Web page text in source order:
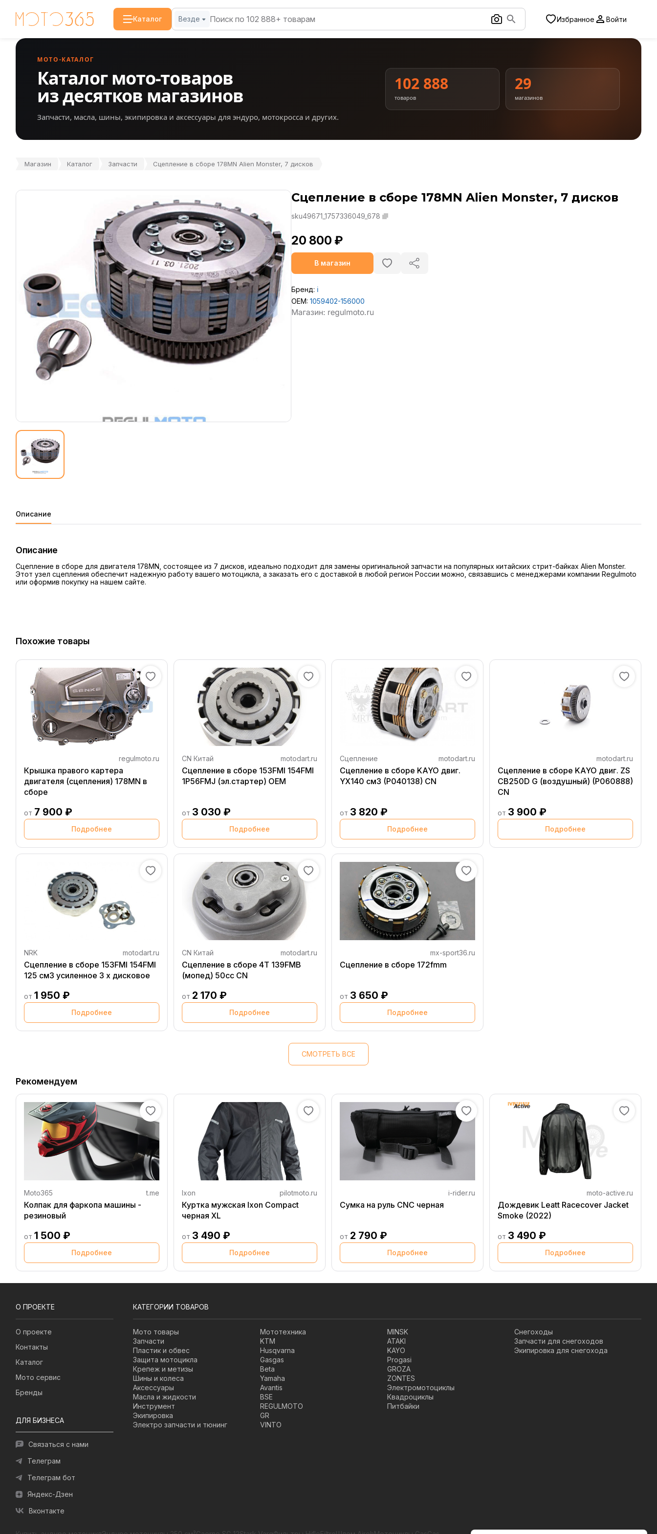
Каталог Везде Избранное Войти
МОТО-КАТАЛОГ
Каталог мото-товаров
из десятков магазинов
Запчасти, масла, шины, экипировка и аксессуары для эндуро, мотокросса и других.
102 888
товаров
29
магазинов
Магазин Каталог Запчасти Сцепление в сборе 178MN Alien Monster, 7 дисков
Сцепление в сборе 178MN Alien Monster, 7 дисков
sku49671_1757336049_678
20 800 ₽
В магазин
Бренд: ℹ️
OEM: 1059402-156000
Описание
Описание
Сцепление в сборе для двигателя 178MN, состоящее из 7 дисков, идеально подходит для замены оригинальной запчасти на популярных китайских стрит-байках Alien Monster.
Этот узел сцепления обеспечит надежную работу вашего мотоцикла, а заказать его с доставкой в любой регион России можно, связавшись с менеджерами компании Regulmoto
или оформив покупку на нашем сайте.
Похожие товары
regulmoto.ru
Крышка правого картера
двигателя (сцепления) 178MN в
сборе
от 7 900 ₽
Подробнее
CN Китай motodart.ru
Сцепление в сборе 153FMI 154FMI
1P56FMJ (эл.стартер) OEM
от 3 030 ₽
Подробнее
Сцепление motodart.ru
Сцепление в сборе KAYO двиг.
YX140 см3 (P040138) CN
от 3 820 ₽
Подробнее
motodart.ru
Сцепление в сборе KAYO двиг. ZS
CB250D G (воздушный) (P060888)
CN
от 3 900 ₽
Подробнее
NRK motodart.ru
Сцепление в сборе 153FMI 154FMI
125 см3 усиленное 3 х дисковое
от 1 950 ₽
Подробнее
CN Китай motodart.ru
Сцепление в сборе 4T 139FMB
(мопед) 50сс CN
от 2 170 ₽
Подробнее
mx-sport36.ru
Сцепление в сборе 172fmm
от 3 650 ₽
Подробнее
СМОТРЕТЬ ВСЕ
Рекомендуем
Moto365 t.me
Колпак для фаркопа машины -
резиновый
от 1 500 ₽
Подробнее
Ixon pilotmoto.ru
Куртка мужская Ixon Compact
черная XL
от 3 490 ₽
Подробнее
i-rider.ru
Сумка на руль CNC черная
от 2 790 ₽
Подробнее
moto-active.ru
Дождевик Leatt Racecover Jacket
Smoke (2022)
от 3 490 ₽
Подробнее
О ПРОЕКТЕ
О проекте
Контакты
Каталог
Мото сервис
Бренды
ДЛЯ БИЗНЕСА
Связаться с нами
Телеграм
Телеграм бот
Яндекс-Дзен
Вконтакте
КАТЕГОРИИ ТОВАРОВ
Мото товары
Запчасти
Пластик и обвес
Защита мотоцикла
Крепеж и метизы
Шины и колеса
Аксессуары
Масла и жидкости
Инструмент
Экипировка
Электро запчасти и тюнинг
Мототехника
KTM
Husqvarna
Gasgas
Beta
Yamaha
Avantis
BSE
REGULMOTO
GR
VINTO
MINSK
ATAKI
KAYO
Progasi
GROZA
ZONTES
Электромотоциклы
Квадроциклы
Питбайки
Снегоходы
Запчасти для снегоходов
Экипировка для снегохода